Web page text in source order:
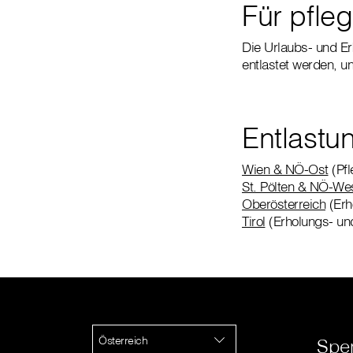
Für
Die Urlaubs- und
entlastet werden,
Wien & NÖ-Ost
St. Pölten & NÖ-
Oberösterreich
Tirol (Erholungs-
Österreich